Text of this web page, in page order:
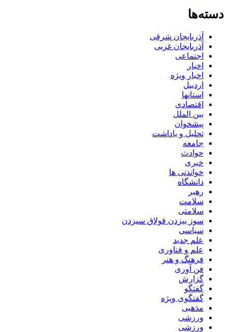
دسته‌ها
آذربایجان شرقی
آذربایجان غربی
اجتماعی
اخبار
اخبار ویژه
اردبیل
استانها
اقتصادی
بین الملل
پیشخوان
تحلیل و یاداشت
جامعه
حوادث
خبری
خواندنی ها
دانشگاه
رهبر
سلامت
سلامتی
سوز بیزدن قولاق سیزدن
سیاسی
علم جدید
علم و فناوری
فرهنگ و هنر
فن آوری
گزارش
گفتگو
گفتگوی ویژه
مذهبی
ورزشی
ورزشی